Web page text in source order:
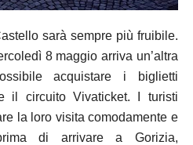
sarà sempre più fruibile.
8 maggio arriva un’altra
acquistare i biglietti
il circuito Vivaticket. I turisti
la loro visita comodamente e
di arrivare a Gorizia,